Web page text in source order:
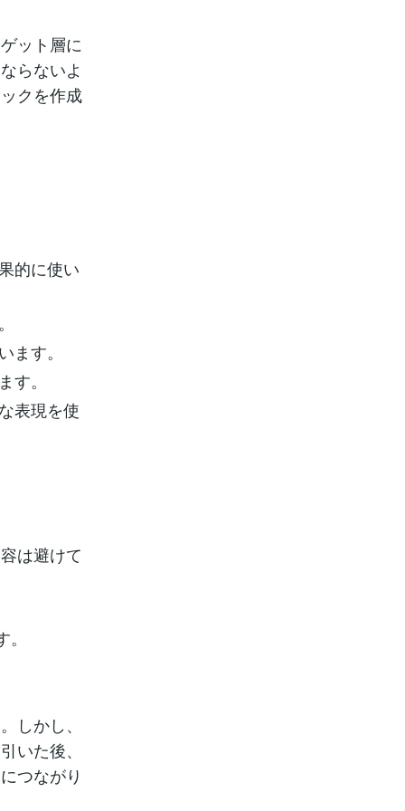
ット層に
らないよ
クを作成
的に使い
す。
。
表現を使
は避けて
しかし、
いた後、
つながり